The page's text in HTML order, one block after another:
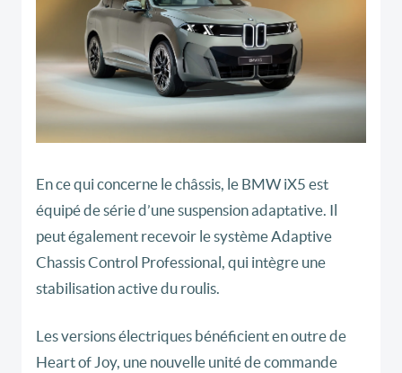
En ce qui concerne le châssis, le BMW iX5 est
équipé de série d’une suspension adaptative. Il
peut également recevoir le système Adaptive
Chassis Control Professional, qui intègre une
stabilisation active du roulis.
Les versions électriques bénéficient en outre de
Heart of Joy, une nouvelle unité de commande